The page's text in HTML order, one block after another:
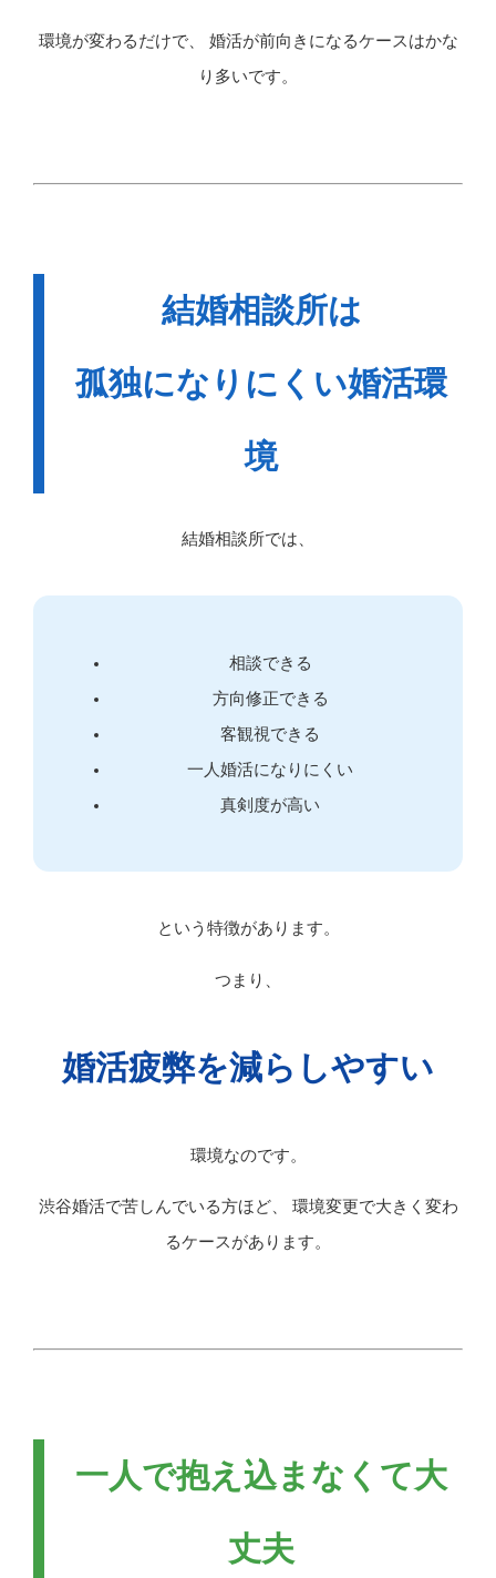
環境が変わるだけで、 婚活が前向きになるケースはかな
り多いです。
結婚相談所は
孤独になりにくい婚活環
境
結婚相談所では、
相談できる
方向修正できる
客観視できる
一人婚活になりにくい
真剣度が高い
という特徴があります。
つまり、
婚活疲弊を減らしやすい
環境なのです。
渋谷婚活で苦しんでいる方ほど、 環境変更で大きく変わ
るケースがあります。
一人で抱え込まなくて大
丈夫